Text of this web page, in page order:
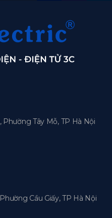
Phường Tây Mỗ, TP Hà Nội
Cầu Giấy, TP Hà Nội